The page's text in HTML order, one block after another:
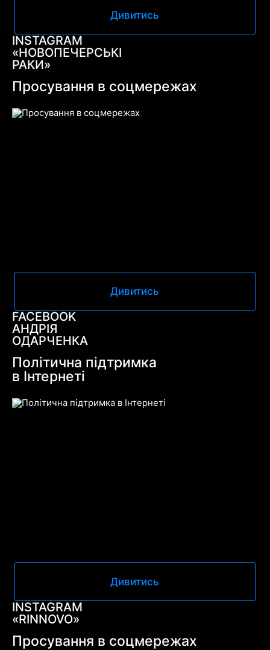
Дивитись
INSTAGRAM
«НОВОПЕЧЕРСЬКІ
РАКИ»
Просування в соцмережах
Дивитись
FACEBOOK
АНДРІЯ
ОДАРЧЕНКА
Політична підтримка
в Інтернеті
Дивитись
INSTAGRAM
«RINNOVO»
Просування в соцмережах